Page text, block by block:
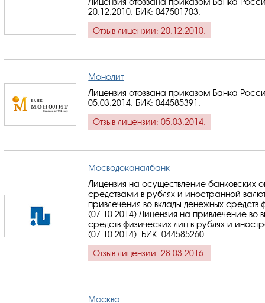
20.12.2010. БИК: 047501703
Отзыв лицензии: 20.12.2010.
Монолит
Лицензия отозвана приказом Банка
05.03.2014. БИК: 044585391
Отзыв лицензии: 05.03.2014.
Мосводоканалбанк
Лицензия на осуществление банковских
средствами в рублях и иностранной
привлечения во вклады денежных средств
(07.10.2014) Лицензия на привлечение во
средств физических лиц в рублях и
(07.10.2014). БИК: 044585260
Отзыв лицензии: 28.03.2016.
Москва